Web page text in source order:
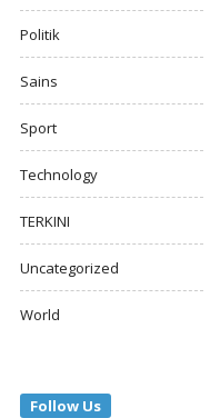
Politik
Sains
Sport
Technology
TERKINI
Uncategorized
World
Follow Us